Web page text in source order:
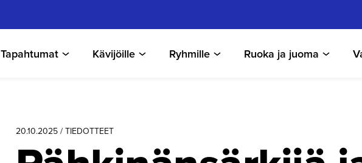
Tapahtumat Kävijöille Ryhmille Ruoka ja juoma
20.10.2025 / TIEDOTTEET